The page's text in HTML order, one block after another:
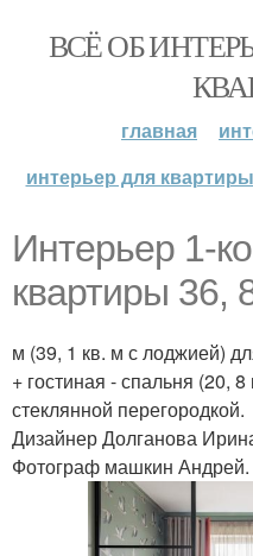
ВСЁ ОБ
главная
интерьер для квартиры
Интерьер 1-
квартиры 36,
м (39, 1 кв. м с лоджией)
+ гостиная - спальня (20,
стеклянной перегородкой.
Дизайнер Долганова
Фотограф машкин Андрей.